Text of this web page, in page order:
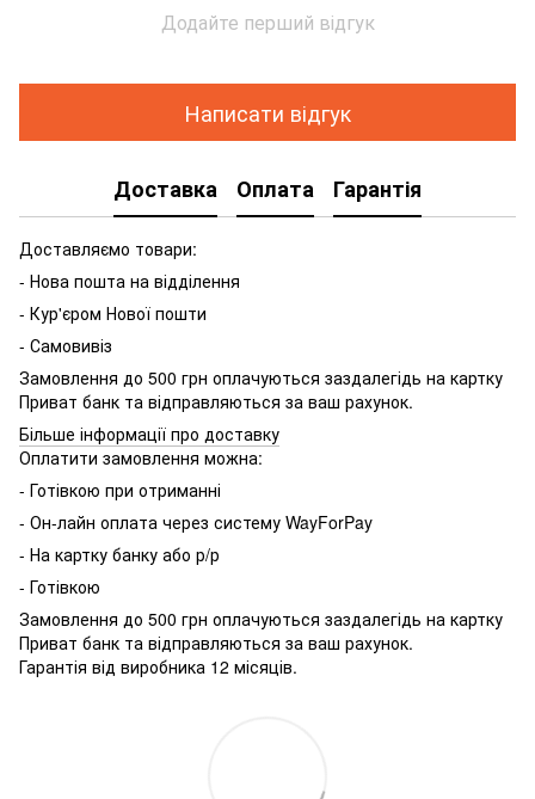
Додайте перший відгук
Написати відгук
Доставка Оплата Гарантія
Доставляємо товари:
- Нова пошта на відділення
- Кур'єром Нової пошти
- Самовивіз
Замовлення до 500 грн оплачуються заздалегідь на картку
Приват банк та відправляються за ваш рахунок.
Більше інформації про доставку
Оплатити замовлення можна:
- Готівкою при отриманні
- Он-лайн оплата через систему WayForPay
- На картку банку або р/р
- Готівкою
Замовлення до 500 грн оплачуються заздалегідь на картку
Приват банк та відправляються за ваш рахунок.
Гарантія від виробника 12 місяців.